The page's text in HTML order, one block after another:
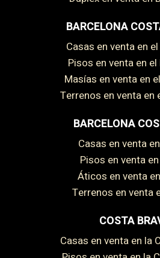
BARCELONA
Casas en venta en
Pisos en venta en
Masías en venta en
Terrenos en venta
BARCELONA
Casas en venta
Pisos en venta
Áticos en venta
Terrenos en venta
COSTA
Casas en venta en la
Guardar configuración